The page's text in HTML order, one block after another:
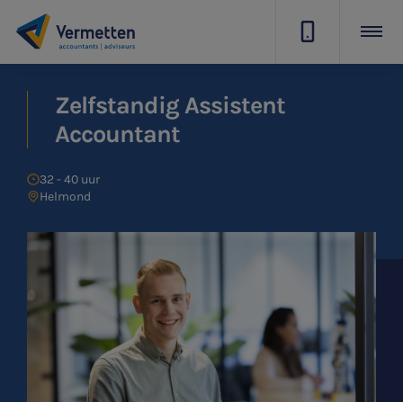
Zelfstandig Assistent
Accountant
32 - 40 uur
Helmond